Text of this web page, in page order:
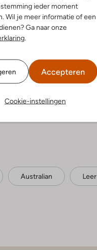
ieder moment
Wil je meer informatie of een
Ga naar onze
.
Accepteren
Cookie-instellingen
-30%
Australian
Lage sneakers
Australian Leer